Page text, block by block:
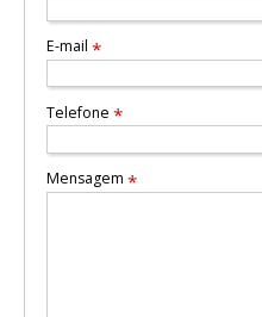
E-mail *
Telefone *
Mensagem *